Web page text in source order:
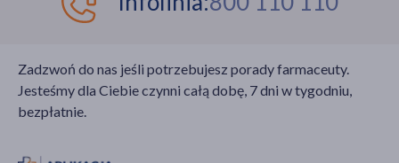
Zadzwoń do nas jeśli potrzebujesz porady farmaceuty.
Jesteśmy dla Ciebie czynni całą dobę, 7 dni w tygodniu,
bezpłatnie.